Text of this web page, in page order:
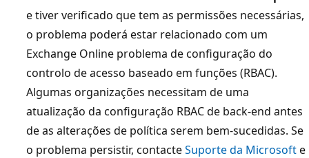
e tiver verificado que tem as permissões necessárias,
o problema poderá estar relacionado com um
Exchange Online problema de configuração do
controlo de acesso baseado em funções (RBAC).
Algumas organizações necessitam de uma
atualização da configuração RBAC de back-end antes
de as alterações de política serem bem-sucedidas. Se
o problema persistir, contacteSuporte da Microsofte